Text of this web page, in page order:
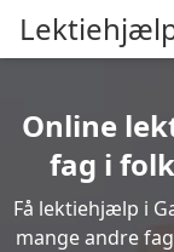
Online
fag i
Få lektiehjælp i
mange andre